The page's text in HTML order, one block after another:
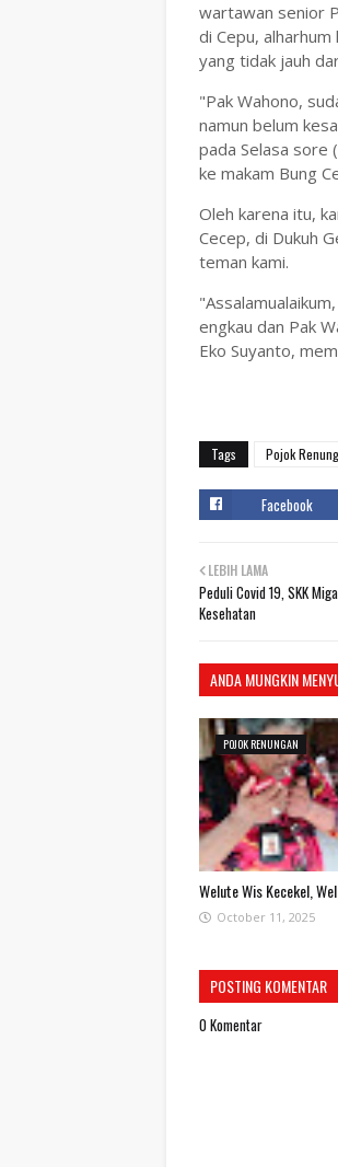
wartawan senior
di Cepu,
yang tidak jauh
"Pak Wahono,
namun belum
pada Selasa
ke makam Bung
Oleh karena itu,
Cecep, di Dukuh
teman kami.
engkau dan Pak
Eko Suyanto,
Tags Pojok
Facebook
LEBIH LAMA
Peduli Covid 19, SKK
Kesehatan
ANDA MUNGKIN
POJOK RENUNGAN
Welute Wis Kecekel,
October 11, 2025
POSTING KOMENTAR
0 Komentar